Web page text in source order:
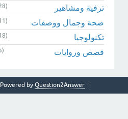
ترفية ومشاهير (28)
صحة وجمال ووصفات (11)
تكنولوجيا (18)
قصص وروايات (5)
Powered by Question2Answer